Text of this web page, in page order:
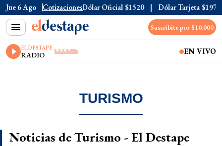
Jue 6 Ago CotizacionesDólar Oficial $1520 Dólar Tarjeta $1976
Suscribite por $10.000
EL DESTAPE
RADIO EN VIVO
TURISMO
Noticias de Turismo - El Destape